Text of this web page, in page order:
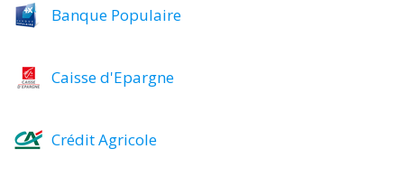
Banque Populaire
Caisse d'Epargne
Crédit Agricole